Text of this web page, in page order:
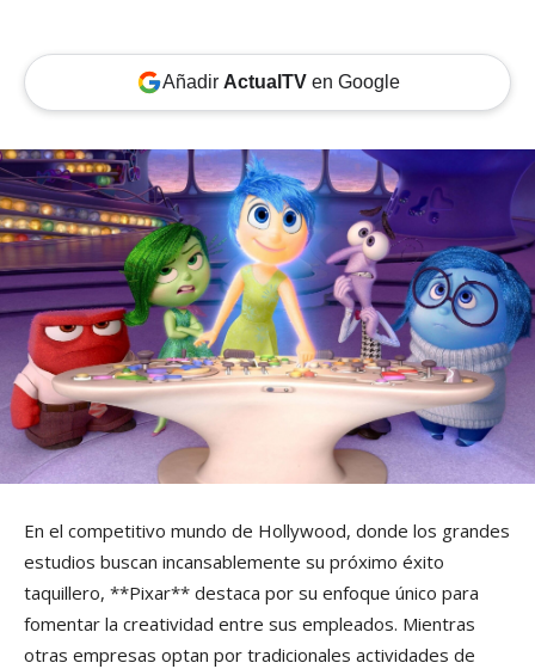
Añadir ActualTVen Google
En el competitivo mundo de Hollywood, donde los grandes
estudios buscan incansablemente su próximo éxito
taquillero, **Pixar** destaca por su enfoque único para
fomentar la creatividad entre sus empleados. Mientras
otras empresas optan por tradicionales actividades de